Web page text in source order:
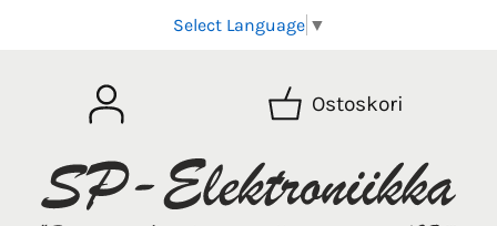
Select Language ▼
Ostoskori